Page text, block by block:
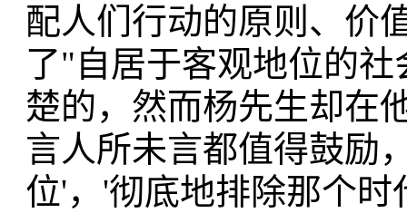
配人们行动的原则、价
了"自居于客观地位的
楚的，然而杨先生却在
言人所未言都值得鼓励
位'，'彻底地排除那个